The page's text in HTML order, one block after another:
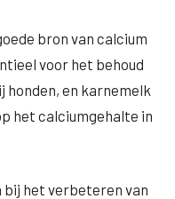
bron van calcium
voor het behoud
honden, en karnemelk
het calciumgehalte in
bij het verbeteren van